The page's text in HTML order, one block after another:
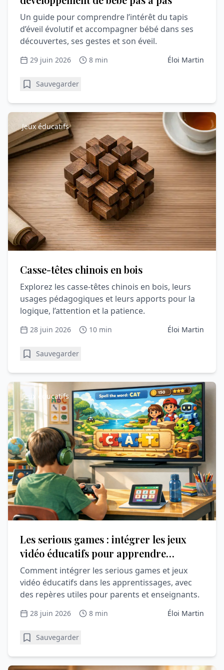
Un guide pour comprendre l’intérêt du tapis
d’éveil évolutif et accompagner bébé dans ses
découvertes, ses gestes et son éveil.
29 juin 2026 8 min Éloi Martin
Sauvegarder
Jeux éducatifs
Casse-têtes chinois en bois
Explorez les casse-têtes chinois en bois, leurs
usages pédagogiques et leurs apports pour la
logique, l’attention et la patience.
28 juin 2026 10 min Éloi Martin
Sauvegarder
Jeux éducatifs
Les serious games : intégrer les jeux
vidéo éducatifs pour apprendre
autrement
Comment intégrer les serious games et jeux
vidéo éducatifs dans les apprentissages, avec
des repères utiles pour parents et enseignants.
28 juin 2026 8 min Éloi Martin
Sauvegarder